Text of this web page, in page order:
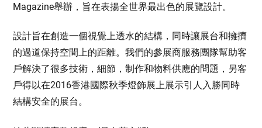
Magazine舉辦，旨在表揚全世界最出色的展覽設計。
設計旨在創造一個視覺上透水的結構，同時讓展台和擁擠
的過道保持空間上的距離。我們的參展商服務團隊幫助客
戶解決了很多技術，細節，制作和物料供應的問題，另客
戶得以在2016香港國際秋季燈飾展上展示引人入勝同時
結構安全的展台。